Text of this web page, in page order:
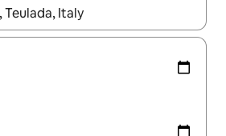
rezultatai, juos naršyti galite